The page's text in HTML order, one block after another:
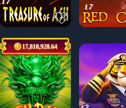
17,818,928.64